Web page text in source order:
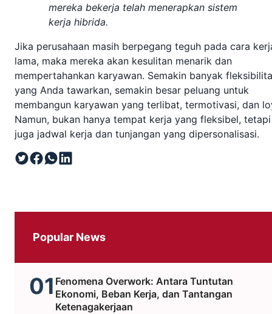
mereka bekerja telah menerapkan sistem
kerja hibrida.
Jika perusahaan masih berpegang teguh pada cara
lama, maka mereka akan kesulitan menarik dan
mempertahankan karyawan. Semakin banyak
yang Anda tawarkan, semakin besar peluang untuk
membangun karyawan yang terlibat, termotivasi, dan
Namun, bukan hanya tempat kerja yang fleksibel, tetapi
juga jadwal kerja dan tunjangan yang dipersonalisasi.
Popular News
01 Fenomena Overwork: Antara Tuntutan
Ekonomi, Beban Kerja, dan Tantangan
Ketenagakerjaan